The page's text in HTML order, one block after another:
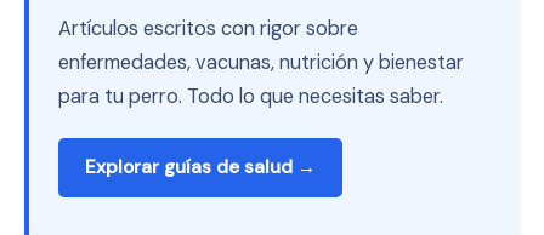
Artículos escritos con rigor sobre
enfermedades, vacunas, nutrición y bienestar
para tu perro. Todo lo que necesitas saber.
Explorar guías de salud →